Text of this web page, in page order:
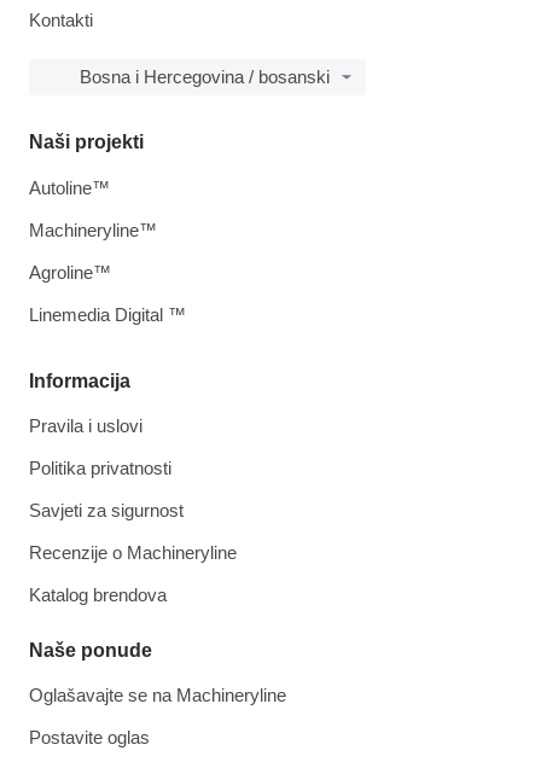
Kontakti
Bosna i Hercegovina / bosanski
Informacija
Pravila i uslovi
Politika privatnosti
Savjeti za sigurnost
Recenzije o Machineryline
Katalog brendova
Naše ponude
Oglašavajte se na Machineryline
Postavite oglas
Naši projekti
Autoline™
Machineryline™
Agroline™
Linemedia Digital ™